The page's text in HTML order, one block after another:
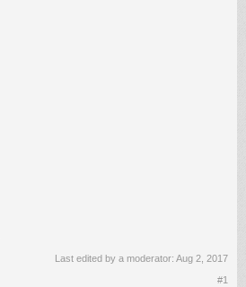
Last edited by a moderator: Aug 2, 2017
#1